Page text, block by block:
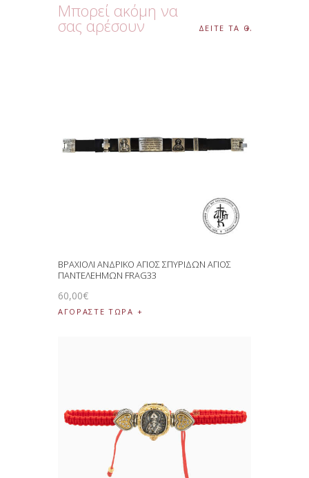
Μπορεί ακόμη να
σας αρέσουν ΔΕΙΤΕ ΤΑ ΟΛΑ
ΒΡΑΧΙΟΛΙ ΑΝΔΡΙΚΟ ΑΓΙΟΣ ΣΠΥΡΙΔΩΝ ΑΓΙΟΣ
ΠΑΝΤΕΛΕΗΜΩΝ FRAG33
60,00€
ΑΓΟΡΑΣΤΕ ΤΩΡΑ